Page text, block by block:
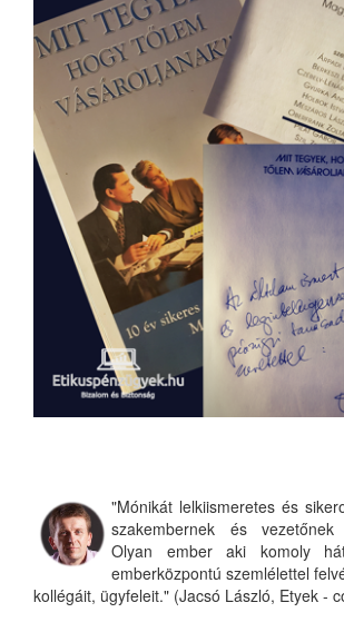
"Mónikát lelkiismeretes és
szakembernek és
Olyan ember aki komoly
emberközpontú szemlélettel
kollégáit, ügyfeleit." (Jacsó László, Etyek -